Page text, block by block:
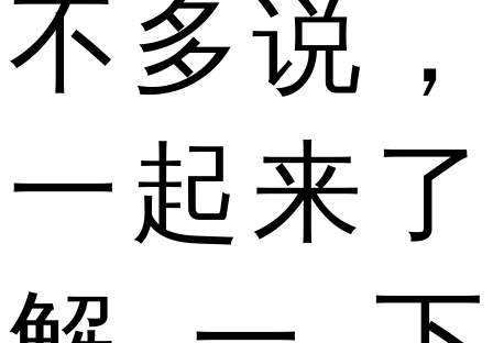
不多说，
一起来了